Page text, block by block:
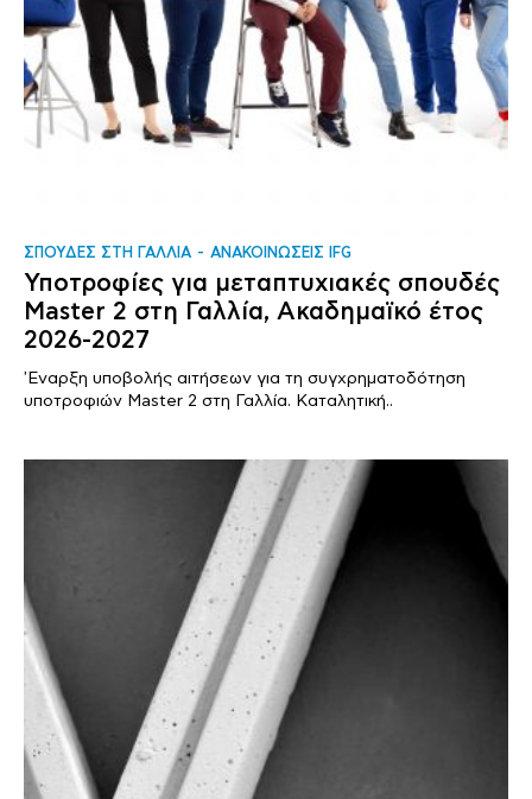
ΣΠΟΥΔΕΣ ΣΤΗ ΓΑΛΛΙΑ ΑΝΑΚΟΙΝΩΣΕΙΣ IFG
Υποτροφίες για μεταπτυχιακές σπουδές
Master 2 στη Γαλλία, Ακαδημαϊκό έτος
2026-2027
'Εναρξη υποβολής αιτήσεων για τη συγχρηματοδότηση
υποτροφιών Master 2 στη Γαλλία. Καταλητική..